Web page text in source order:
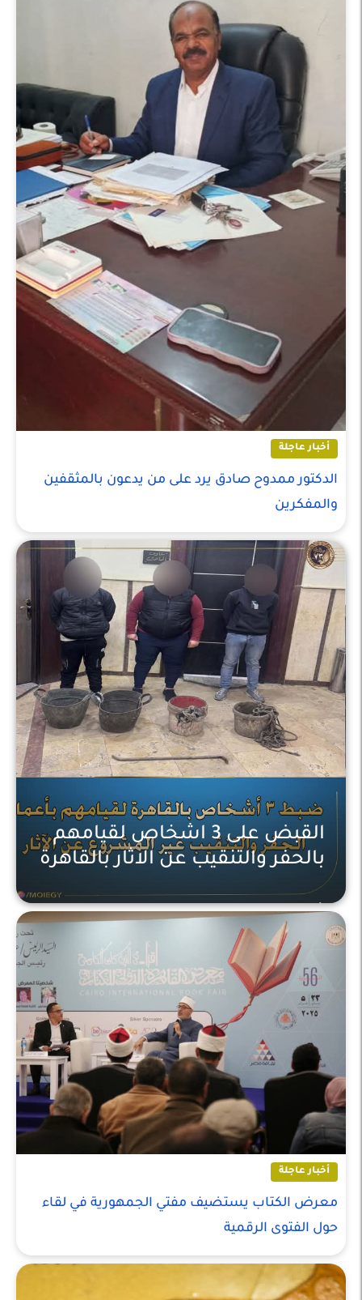
أخبار عاجلة
الدكتور ممدوح صادق يرد على من يدعون بالمثقفين
والمفكرين
أخبار عاجلة
القبض على 3 اشخاص لقيامهم
بالحفر والتنقيب عن الاثار بالقاهرة
أخبار عاجلة
معرض الكتاب يستضيف مفتي الجمهورية في لقاء
حول الفتوى الرقمية